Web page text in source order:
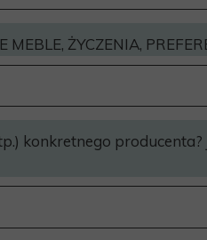
ŻYCZENIA,
konkretnego producenta?